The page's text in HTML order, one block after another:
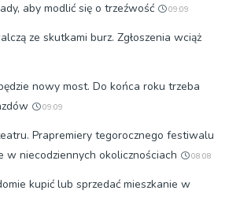
aby modlić się o trzeźwość 09:09
ze skutkami burz. Zgłoszenia wciąż
nowy most. Do końca roku trzeba
09:09
Prapremiery tegorocznego festiwalu
w niecodziennych okolicznościach
08:08
kupić lub sprzedać mieszkanie w